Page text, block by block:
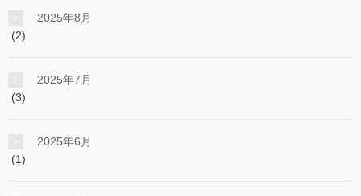
2025年8月
(2)
2025年7月
(3)
2025年6月
(1)